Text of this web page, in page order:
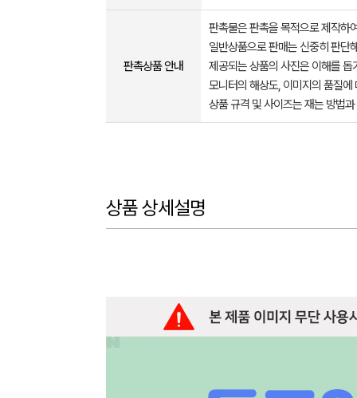
판촉상품 안내
판촉물은 판촉을 목적으로 제작하
일반상품으로 판매는 신중히 판단
제공되는 상품의 사진은 이해를
모니터의 해상도, 이미지의 품질
상품 규격 및 사이즈는 재는 방법
상품 상세설명